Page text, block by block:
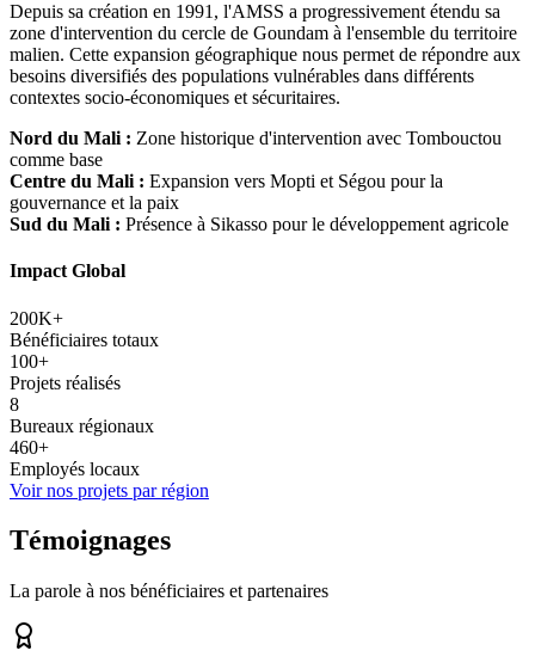
Depuis sa création en 1991, l'AMSS a progressivement étendu sa
zone d'intervention du cercle de Goundam à l'ensemble du territoire
malien. Cette expansion géographique nous permet de répondre aux
besoins diversifiés des populations vulnérables dans différents
contextes socio-économiques et sécuritaires.
Nord du Mali : Zone historique d'intervention avec Tombouctou
comme base
Centre du Mali : Expansion vers Mopti et Ségou pour la
gouvernance et la paix
Sud du Mali : Présence à Sikasso pour le développement agricole
Impact Global
200K+
Bénéficiaires totaux
100+
Projets réalisés
8
Bureaux régionaux
460+
Employés locaux
Voir nos projets par région
Témoignages
La parole à nos bénéficiaires et partenaires